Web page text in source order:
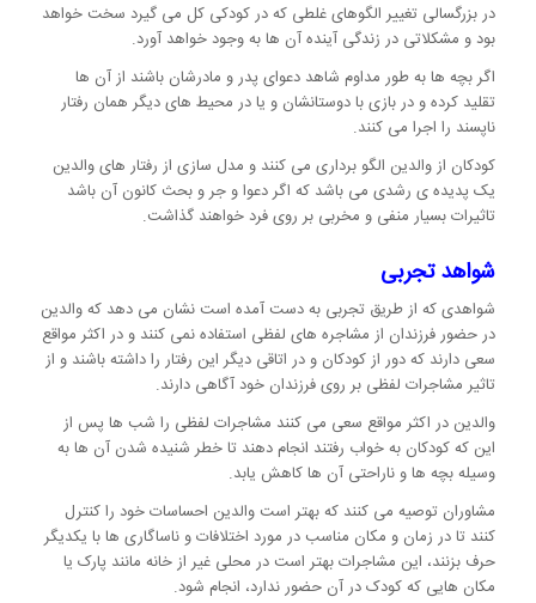
در بزرگسالی تغییر الگوهای غلطی که در کودکی کل می گیرد سخت خواهد
بود و مشکلاتی در زندگی آینده آن ها به وجود خواهد آورد.
اگر بچه ها به طور مداوم شاهد دعوای پدر و مادرشان باشند از آن ها
تقلید کرده و در بازی با دوستانشان و یا در محیط های دیگر همان رفتار
ناپسند را اجرا می کنند.
کودکان از والدین الگو برداری می کنند و مدل سازی از رفتار های والدین
یک پدیده ی رشدی می باشد که اگر دعوا و جر و بحث کانون آن باشد
تاثیرات بسیار منفی و مخربی بر روی فرد خواهند گذاشت.
شواهد تجربی
شواهدی که از طریق تجربی به دست آمده است نشان می دهد که والدین
در حضور فرزندان از مشاجره های لفظی استفاده نمی کنند و در اکثر مواقع
سعی دارند که دور از کودکان و در اتاقی دیگر این رفتار را داشته باشند و از
تاثیر مشاجرات لفظی بر روی فرزندان خود آگاهی دارند.
والدین در اکثر مواقع سعی می کنند مشاجرات لفظی را شب ها پس از
این که کودکان به خواب رفتند انجام دهند تا خطر شنیده شدن آن ها به
وسیله بچه ها و ناراحتی آن ها کاهش یابد.
مشاوران توصیه می کنند که بهتر است والدین احساسات خود را کنترل
کنند تا در زمان و مکان مناسب در مورد اختلافات و ناساگاری ها با یکدیگر
حرف بزنند، این مشاجرات بهتر است در محلی غیر از خانه مانند پارک یا
مکان هایی که کودک در آن حضور ندارد، انجام شود.